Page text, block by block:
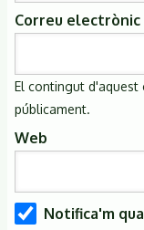
Correu electrònic
El contingut d'aquest
públicament.
Web
Notifica'm